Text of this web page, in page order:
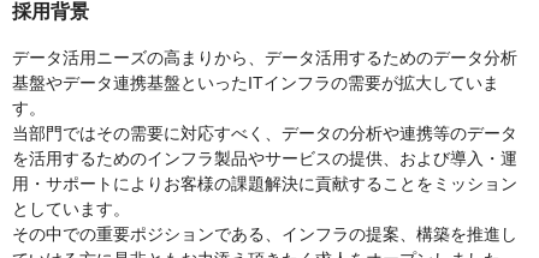
採用背景
データ活用ニーズの高まりから、データ活用するためのデータ分析
基盤やデータ連携基盤といったITインフラの需要が拡大していま
す。
当部門ではその需要に対応すべく、データの分析や連携等のデータ
を活用するためのインフラ製品やサービスの提供、および導入・運
用・サポートによりお客様の課題解決に貢献することをミッション
としています。
その中での重要ポジションである、インフラの提案、構築を推進し